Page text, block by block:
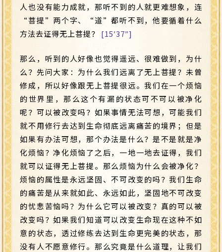
人也没有能力成就，那听不到的人就更难想象，连
“菩提”两个字、“道”都听不到，他要循着什么
方法去证得无上菩提？ [15′37″]
那么，听到的人好像也觉得遥远、很难做到，为什
么？先问大家：为什么我们远离了无上菩提？未曾
修成，所以好像跟无上菩提很远。我们在一个烦恼
的世界里，那么这个有漏的状态可不可以被净化
呢？可以被改变吗？如果事情无法可想，可能我们
就不用修行去达到生命彻底远离痛苦的境界；但是
如果有办法可想，那个办法是什么？是不是就是净
化烦恼？净化烦恼了之后，一地一地去证得，我们
就可以证得无上菩提。那么烦恼为什么会被净化？
烦恼的属性是永远坚固、不可改变的吗？我们生命
的痛苦是从来就如此、永远如此，坚固地不可改变
的忧悲苦恼吗？为什么它可以被改变？真的可以被
改变吗？如果我们知道可以改变生命现在这种不如
意的状态，透过修练去达到生命更完美的状态，那
没有人不愿意修行。那么究竟是什么道理，让我们